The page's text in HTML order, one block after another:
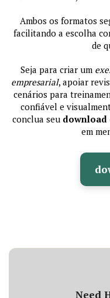
Ambos os formatos
facilitando a escolha
de
Seja para criar um
empresarial, apoiar
cenários para
confiável e
conclua seu download
em
Need